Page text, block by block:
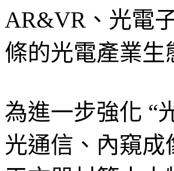
AR&VR、光電
條的光電產業生
為進一步強化 “
光通信、內窺